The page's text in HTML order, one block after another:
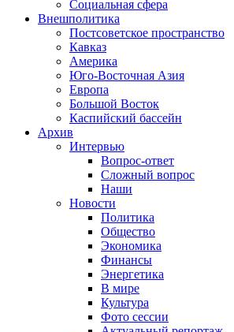
Социальная сфера
Внешполитика
Постсоветское пространство
Кавказ
Америка
Юго-Восточная Азия
Европа
Большой Восток
Каспийский бассейн
Архив
Интервью
Вопрос-ответ
Сложный вопрос
Наши
Новости
Политика
Общество
Экономика
Финансы
Энергетика
В мире
Культура
Фото сессии